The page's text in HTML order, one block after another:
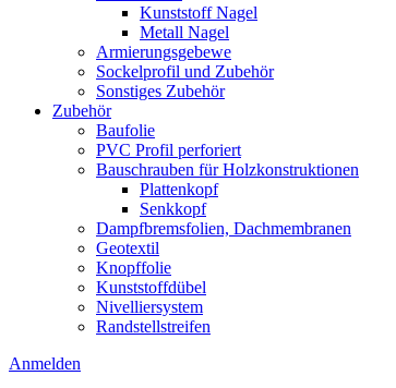
Kunststoff Nagel
Metall Nagel
Armierungsgebewe
Sockelprofil und Zubehör
Sonstiges Zubehör
Zubehör
Baufolie
PVC Profil perforiert
Bauschrauben für Holzkonstruktionen
Plattenkopf
Senkkopf
Dampfbremsfolien, Dachmembranen
Geotextil
Knopffolie
Kunststoffdübel
Nivelliersystem
Randstellstreifen
Anmelden